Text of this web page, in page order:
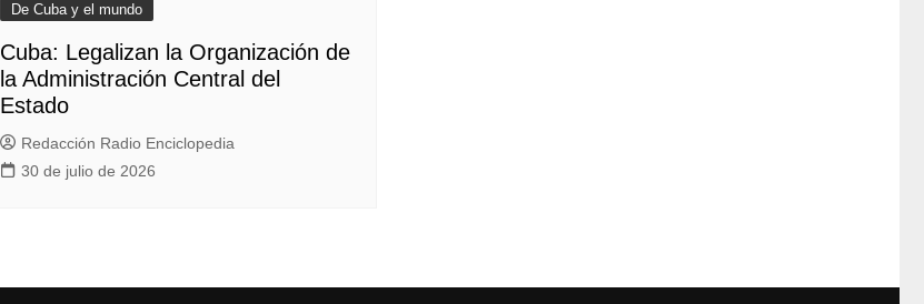
De Cuba y el mundo
Cuba: Legalizan la Organización de
la Administración Central del
Estado
Redacción Radio Enciclopedia
30 de julio de 2026